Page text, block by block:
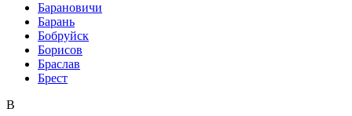
Барановичи
Барань
Бобруйск
Борисов
Браслав
Брест
В